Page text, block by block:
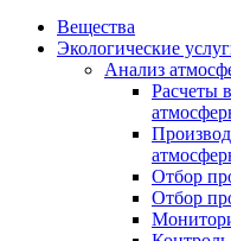
Вещества
Экологические
Анализ
Расчеты
Отбор
Отбор